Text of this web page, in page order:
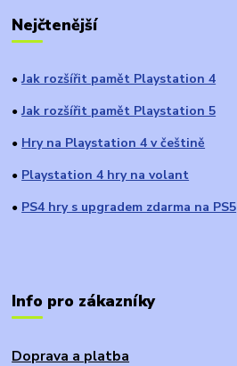
Nejčtenější
● Jak rozšířit pamět Playstation 4
● Jak rozšířit pamět Playstation 5
● Hry na Playstation 4 v češtině
● Playstation 4 hry na volant
● PS4 hry s upgradem zdarma na PS5
Info pro zákazníky
Doprava a platba